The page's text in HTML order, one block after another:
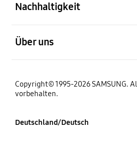
Nachhaltigkeit
Über uns
Copyright© 1995-2026 SAMSUNG.
vorbehalten.
Deutschland/Deutsch